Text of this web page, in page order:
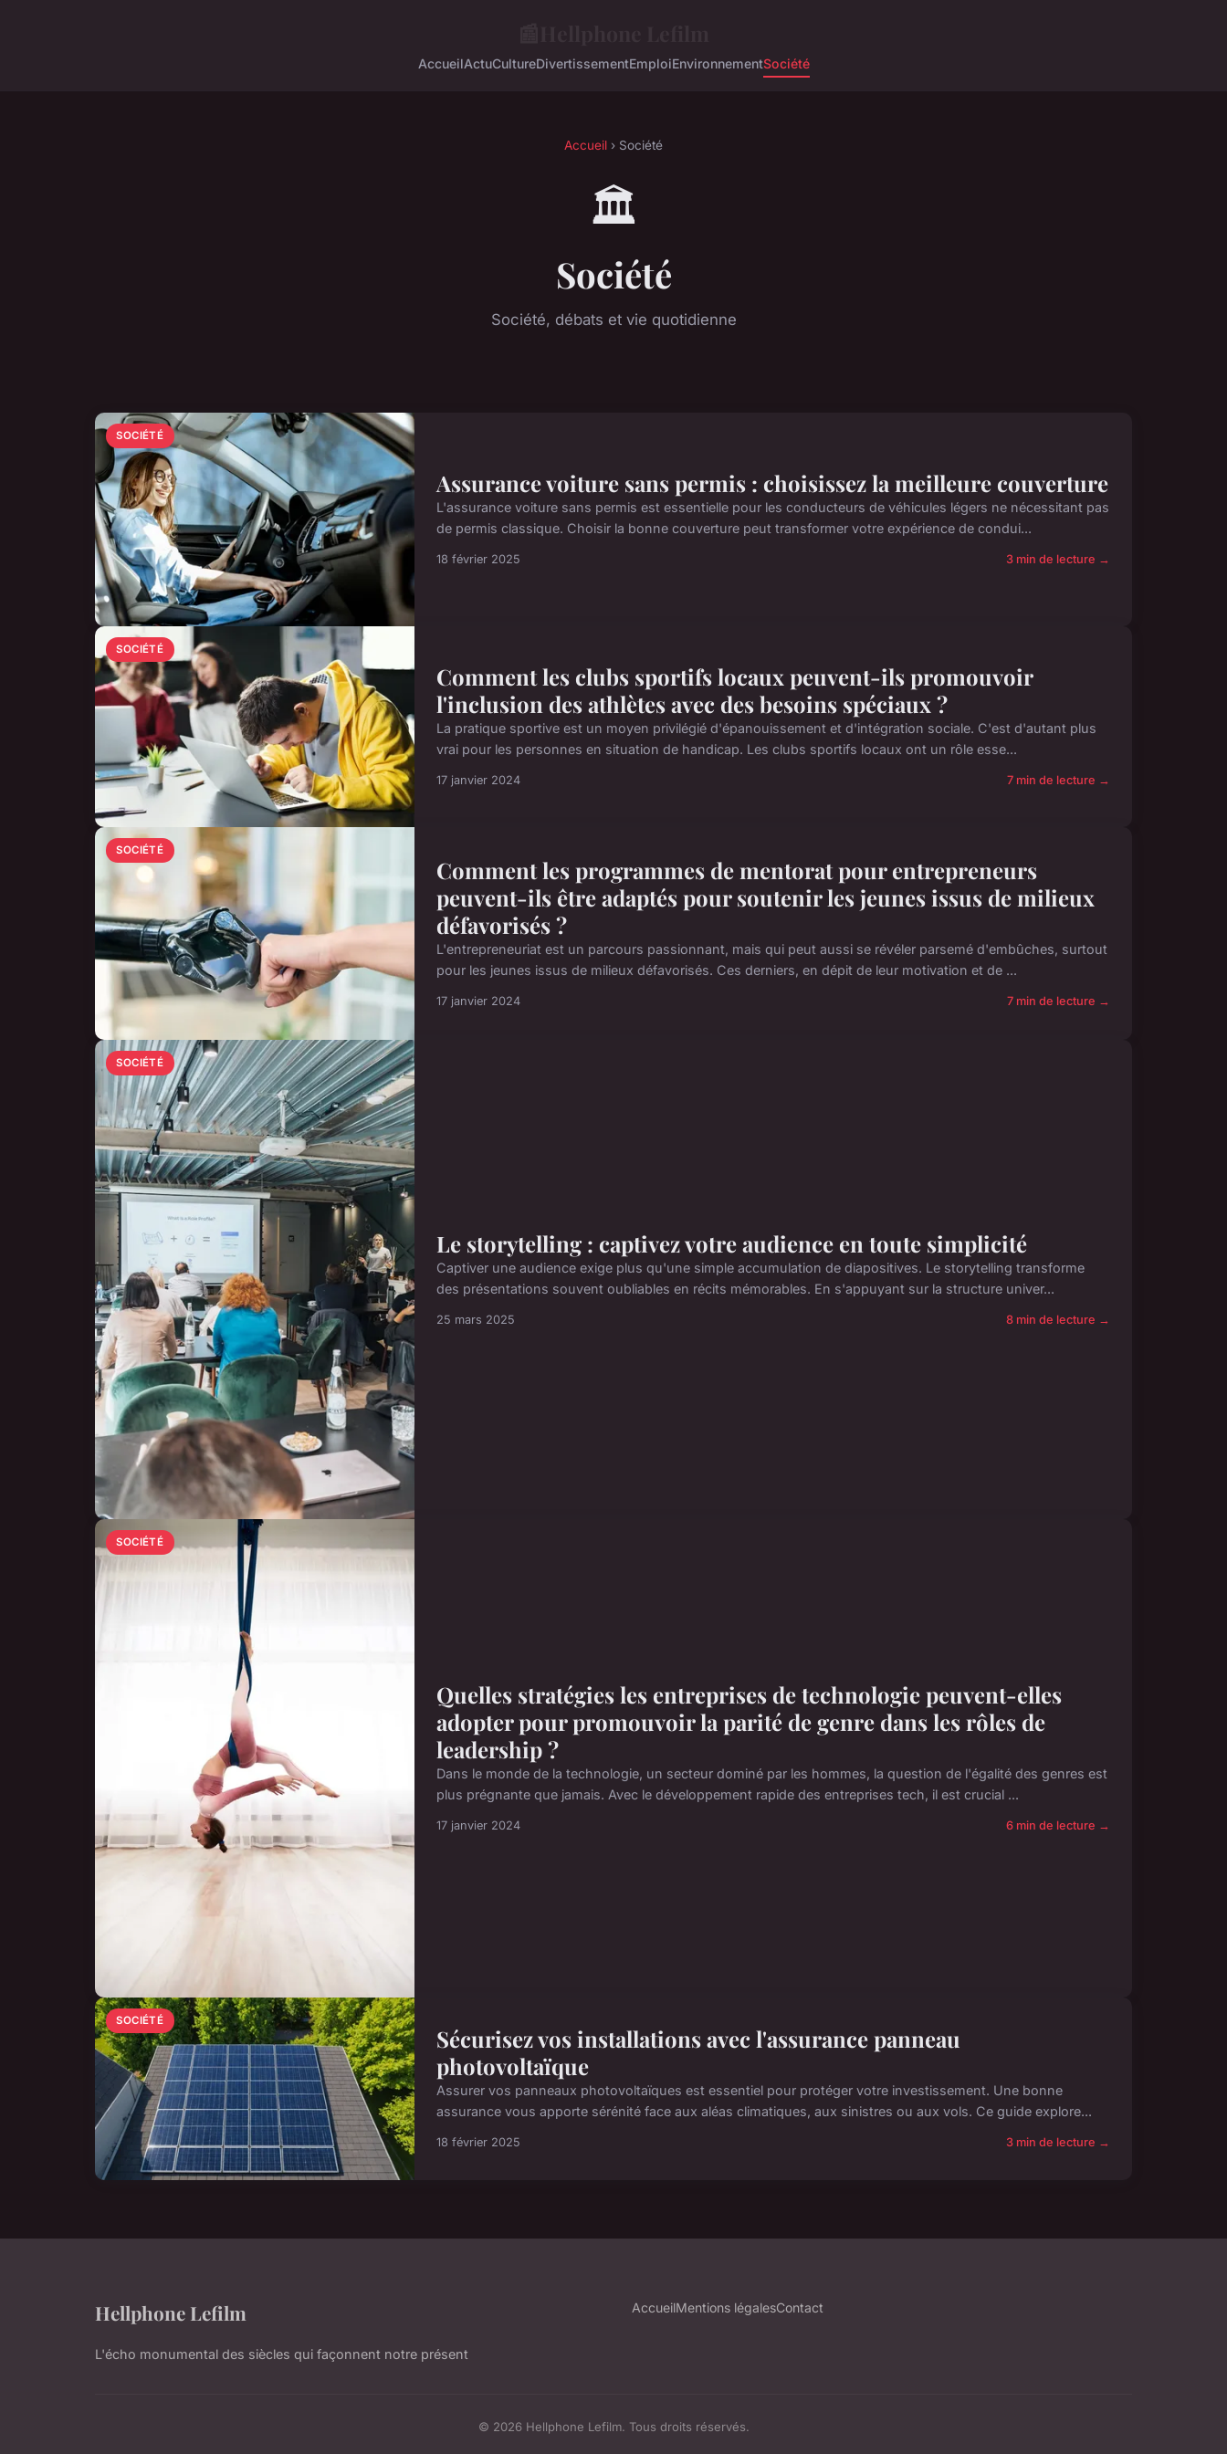
AccueilActuCultureDivertissementEmploiEnvironnementSociété
Accueil › Société
🏛️
Société
Société, débats et vie quotidienne
SOCIÉTÉ
Assurance voiture sans permis : choisissez la meilleure couverture
L'assurance voiture sans permis est essentielle pour les conducteurs de véhicules légers ne nécessitant pas
de permis classique. Choisir la bonne couverture peut transformer votre expérience de condui...
18 février 2025 3 min de lecture →
SOCIÉTÉ
Comment les clubs sportifs locaux peuvent-ils promouvoir
l'inclusion des athlètes avec des besoins spéciaux ?
La pratique sportive est un moyen privilégié d'épanouissement et d'intégration sociale. C'est d'autant plus
vrai pour les personnes en situation de handicap. Les clubs sportifs locaux ont un rôle esse...
17 janvier 2024 7 min de lecture →
SOCIÉTÉ
Comment les programmes de mentorat pour entrepreneurs
peuvent-ils être adaptés pour soutenir les jeunes issus de milieux
défavorisés ?
L'entrepreneuriat est un parcours passionnant, mais qui peut aussi se révéler parsemé d'embûches, surtout
pour les jeunes issus de milieux défavorisés. Ces derniers, en dépit de leur motivation et de ...
17 janvier 2024 7 min de lecture →
SOCIÉTÉ
Le storytelling : captivez votre audience en toute simplicité
Captiver une audience exige plus qu'une simple accumulation de diapositives. Le storytelling transforme
des présentations souvent oubliables en récits mémorables. En s'appuyant sur la structure univer...
25 mars 2025 8 min de lecture →
SOCIÉTÉ
Quelles stratégies les entreprises de technologie peuvent-elles
adopter pour promouvoir la parité de genre dans les rôles de
leadership ?
Dans le monde de la technologie, un secteur dominé par les hommes, la question de l'égalité des genres est
plus prégnante que jamais. Avec le développement rapide des entreprises tech, il est crucial ...
17 janvier 2024 6 min de lecture →
SOCIÉTÉ
Sécurisez vos installations avec l'assurance panneau
photovoltaïque
Assurer vos panneaux photovoltaïques est essentiel pour protéger votre investissement. Une bonne
assurance vous apporte sérénité face aux aléas climatiques, aux sinistres ou aux vols. Ce guide explore...
18 février 2025 3 min de lecture →
Hellphone Lefilm
L'écho monumental des siècles qui façonnent notre présent
AccueilMentions légalesContact
© 2026 Hellphone Lefilm. Tous droits réservés.